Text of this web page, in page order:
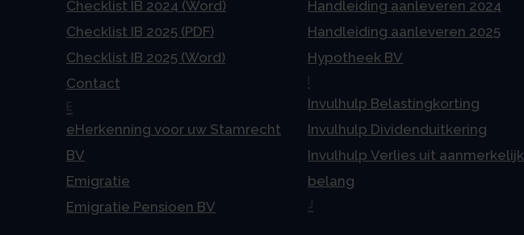
Checklist IB 2024 (Word)
Checklist IB 2025 (PDF)
Checklist IB 2025 (Word)
Contact
E
eHerkenning voor uw Stamrecht
BV
Emigratie
Emigratie Pensioen BV
Handleiding aanleveren 2024
Handleiding aanleveren 2025
Hypotheek BV
Invulhulp Belastingkorting
Invulhulp Dividenduitkering
Invulhulp Verlies uit aanmerkelijk
belang